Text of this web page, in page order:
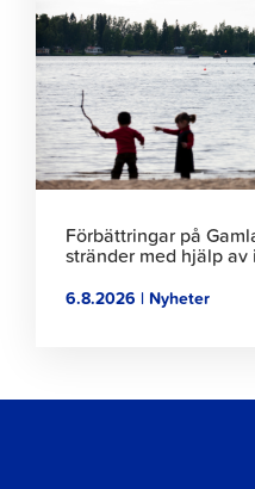
läsa
artikeln
Förbättringar på
stränder med hjälp
6.8.2026 | Nyheter